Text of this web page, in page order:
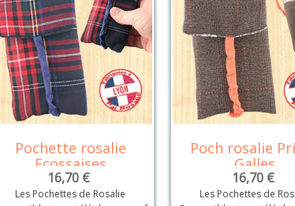
Détails
Pochette rosalie
Ecossaises
16,70 €
Les Pochettes de Rosalie
Détails
Poch rosalie
Galles
16,70 €
Les Pochettes de